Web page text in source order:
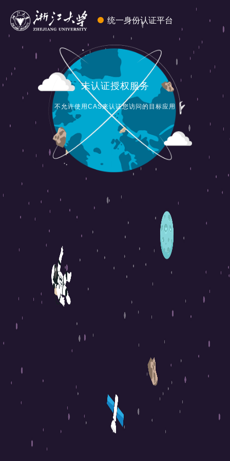
统一身份认证平台
未认证授权服务
不允许使用CAS来认证您访问的目标应用